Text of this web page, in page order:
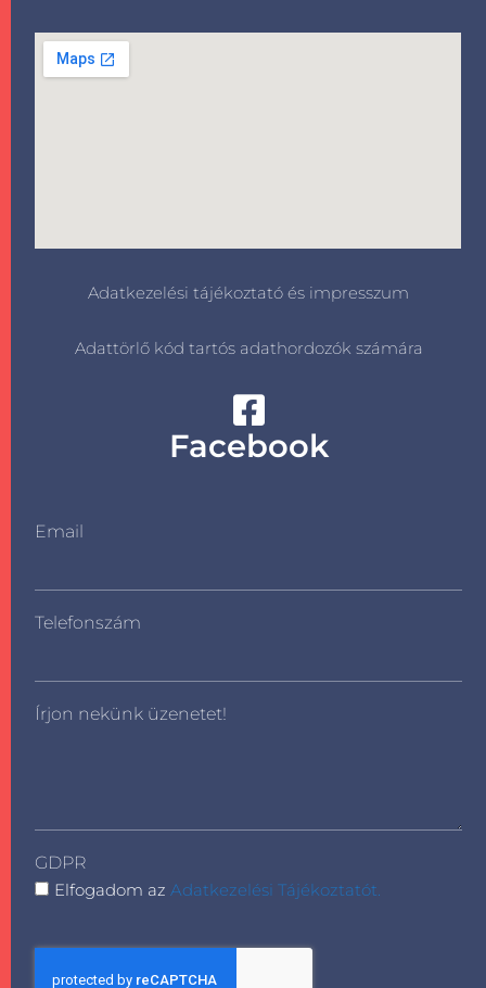
Adatkezelési tájékoztató és impresszum
Adattörlő kód tartós adathordozók számára
Facebook
Email
Telefonszám
Írjon nekünk üzenetet!
GDPR
Elfogadom azAdatkezelési Tájékoztatót.